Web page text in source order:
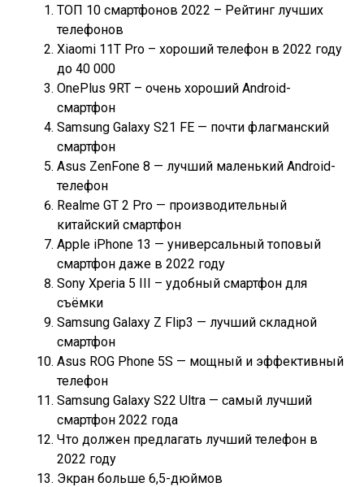
ТОП 10 смартфонов 2022 – Рейтинг лучших
телефонов
Xiaomi 11T Pro – хороший телефон в 2022 году
до 40 000
OnePlus 9RT – очень хороший Android-
смартфон
Samsung Galaxy S21 FE — почти флагманский
смартфон
Asus ZenFone 8 — лучший маленький Android-
телефон
Realme GT 2 Pro — производительный
китайский смартфон
Apple iPhone 13 — универсальный топовый
смартфон даже в 2022 году
Sony Xperia 5 III – удобный смартфон для
съёмки
Samsung Galaxy Z Flip3 — лучший складной
смартфон
Asus ROG Phone 5S — мощный и эффективный
телефон
Samsung Galaxy S22 Ultra — самый лучший
смартфон 2022 года
Что должен предлагать лучший телефон в
2022 году
Экран больше 6,5-дюймов